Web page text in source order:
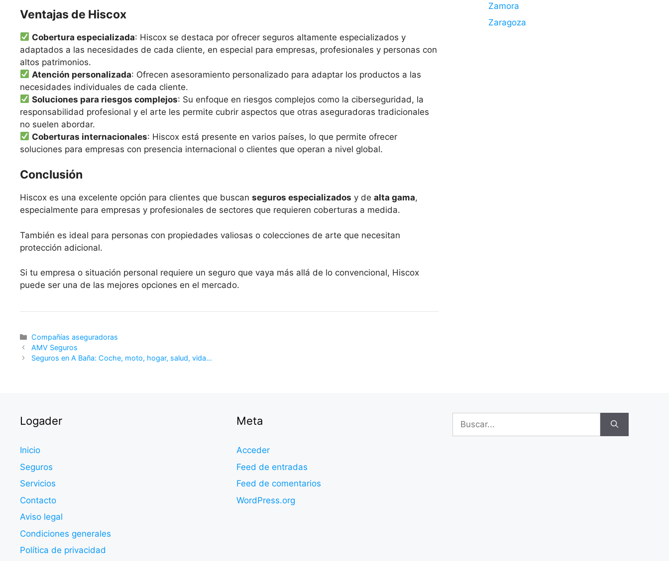
Ventajas de Hiscox
Cobertura especializada: Hiscox se destaca por ofrecer seguros altamente especializados y
adaptados a las necesidades de cada cliente, en especial para empresas, profesionales y personas con
altos patrimonios.
Atención personalizada: Ofrecen asesoramiento personalizado para adaptar los productos a las
necesidades individuales de cada cliente.
Soluciones para riesgos complejos: Su enfoque en riesgos complejos como la ciberseguridad, la
responsabilidad profesional y el arte les permite cubrir aspectos que otras aseguradoras tradicionales
no suelen abordar.
Coberturas internacionales: Hiscox está presente en varios países, lo que permite ofrecer
soluciones para empresas con presencia internacional o clientes que operan a nivel global.
Conclusión
Hiscox es una excelente opción para clientes que buscan seguros especializados y de alta gama,
especialmente para empresas y profesionales de sectores que requieren coberturas a medida.
También es ideal para personas con propiedades valiosas o colecciones de arte que necesitan
protección adicional.
Si tu empresa o situación personal requiere un seguro que vaya más allá de lo convencional, Hiscox
puede ser una de las mejores opciones en el mercado.
Categorías
Compañías aseguradoras
AMV Seguros
Seguros en A Baña: Coche, moto, hogar, salud, vida…
Zamora
Zaragoza
Logader
Inicio
Seguros
Servicios
Contacto
Aviso legal
Condiciones generales
Política de privacidad
Meta
Acceder
Feed de entradas
Feed de comentarios
WordPress.org
Buscar: